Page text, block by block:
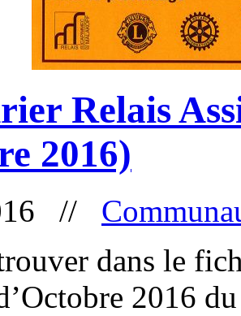
Relais
2016)
//
dans le
2016